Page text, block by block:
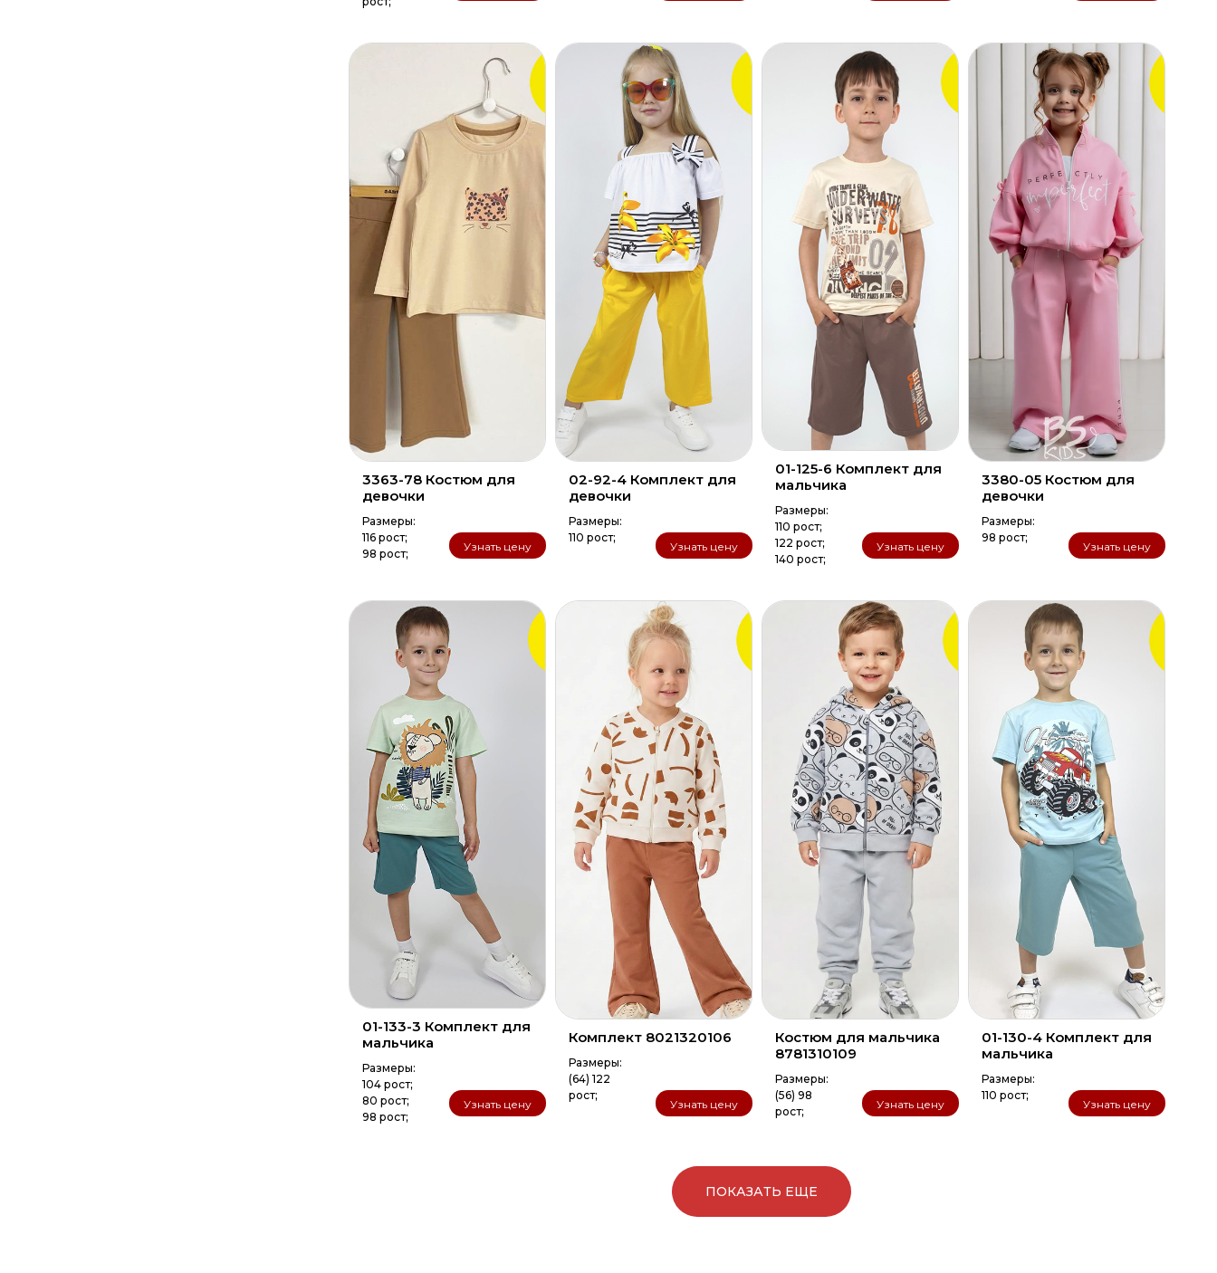
3363-78 Костюм для
девочки
Размеры:
116 рост;
98 рост;
Узнать цену
02-92-4 Комплект для
девочки
Размеры:
110 рост;
Узнать цену
01-125-6 Комплект для
мальчика
Размеры:
110 рост;
122 рост;
140 рост;
Узнать цену
3380-05 Костюм для
девочки
Размеры:
98 рост;
Узнать цену
01-133-3 Комплект для
мальчика
Размеры:
104 рост;
80 рост;
98 рост;
Узнать цену
Комплект 8021320106
Размеры:
(64) 122
рост;
Узнать цену
Костюм для мальчика
8781310109
Размеры:
(56) 98
рост;
Узнать цену
01-130-4 Комплект для
мальчика
Размеры:
110 рост;
Узнать цену
ПОКАЗАТЬ ЕЩЕ